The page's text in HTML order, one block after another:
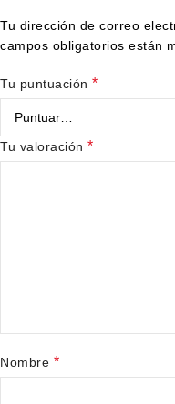
Tu dirección de correo
campos obligatorios están
Tu puntuación *
Tu valoración *
Nombre *